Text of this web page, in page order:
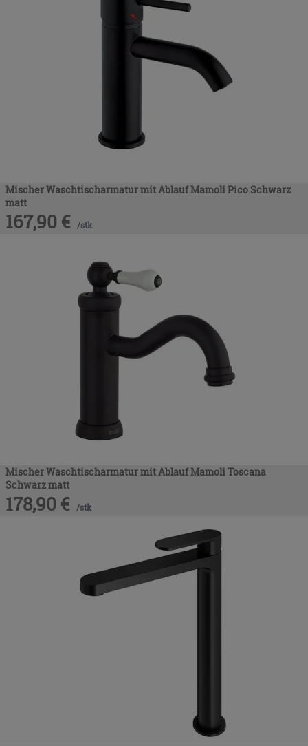
Mischer Waschtischarmatur mit Ablauf Mamoli Pico Schwarz
matt
167,90 € /stk
Mischer Waschtischarmatur mit Ablauf Mamoli Toscana
Schwarz matt
178,90 € /stk